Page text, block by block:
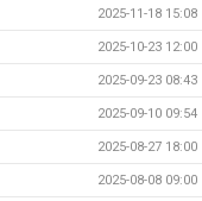
2025-11-18 15:08
2025-10-23 12:00
2025-09-23 08:43
2025-09-10 09:54
2025-08-27 18:00
2025-08-08 09:00